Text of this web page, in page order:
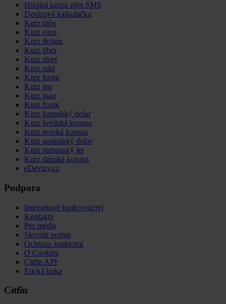
Hlídání kurzu přes SMS
Devizová kalkulačka
Kurz měn
Kurz euro
Kurz dolaru
Kurz libra
Kurz zlotý
Kurz rubl
Kurz forint
Kurz jen
Kurz juan
Kurz frank
Kurz kanadský dolar
Kurz švédská koruna
Kurz norská koruna
Kurz australský dolar
Kurz rumunský lei
Kurz dánská koruna
eDevizy.cz
Podpora
Internetové bankovnictví
Kontakty
Pro média
Slovník pojmů
Ochrana soukromí
O Cookies
Citfin API
Etická linka
Citfin